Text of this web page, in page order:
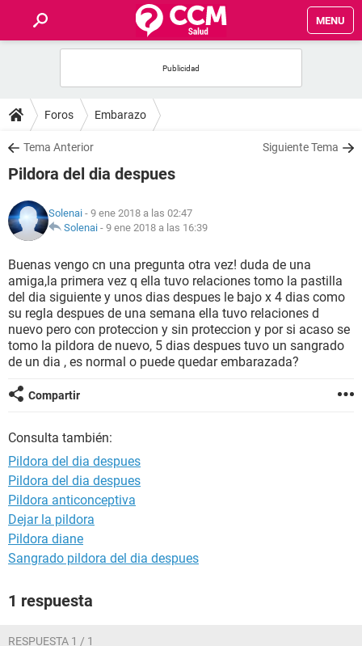
MENU
FOROS
SALUD
NUTRICIÓN
BIENESTAR
SEXUALIDAD
GLOSARIO
Foros Embarazo
Tema Anterior Siguiente Tema
Pildora del dia despues
Solenai - 9 ene 2018 a las 02:47
Solenai - 9 ene 2018 a las 16:39
Buenas vengo cn una pregunta otra vez! duda de una
amiga,la primera vez q ella tuvo relaciones tomo la pastilla
del dia siguiente y unos dias despues le bajo x 4 dias como
su regla despues de una semana ella tuvo relaciones d
nuevo pero con proteccion y sin proteccion y por si acaso se
tomo la pildora de nuevo, 5 dias despues tuvo un sangrado
de un dia , es normal o puede quedar embarazada?
Compartir
Consulta también:
Pildora del dia despues
Pildora del dia despues
Pildora anticonceptiva
Dejar la pildora
Pildora diane
Sangrado pildora del dia despues
1 respuesta
RESPUESTA 1 / 1